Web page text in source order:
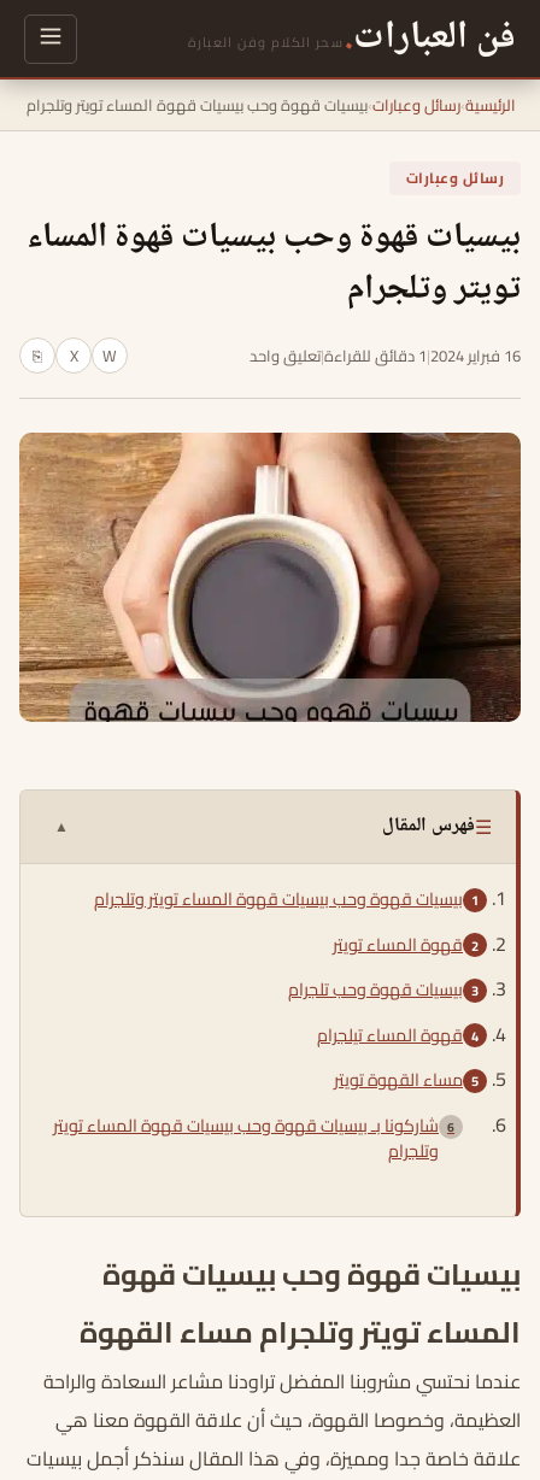
فن العبارات. سحر الكلام وفن العبارة
الرئيسية›رسائل وعبارات›بيسيات قهوة وحب بيسيات قهوة المساء تويتر وتلجرام
رسائل وعبارات
بيسيات قهوة وحب بيسيات قهوة المساء
تويتر وتلجرام
16 فبراير 2024 |1 دقائق للقراءة |تعليق واحد W
X
⎘
☰فهرس المقال ▲
بيسيات قهوة وحب بيسيات قهوة المساء تويتر وتلجرام
قهوة المساء تويتر
بيسيات قهوة وحب تلجرام
قهوة المساء تيلجرام
مساء القهوة تويتر
شاركونا بـ بيسيات قهوة وحب بيسيات قهوة المساء تويتر
وتلجرام
بيسيات قهوة وحب بيسيات قهوة
المساء تويتر وتلجرام مساء القهوة
عندما نحتسي مشروبنا المفضل تراودنا مشاعر السعادة والراحة
العظيمة، وخصوصا القهوة، حيث أن علاقة القهوة معنا هي
علاقة خاصة جدا ومميزة، وفي هذا المقال سنذكر أجمل بيسيات